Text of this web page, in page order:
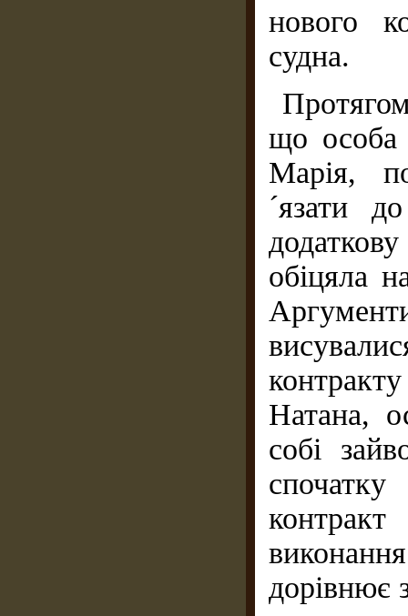
нового
судна.
що особа
Марія,
´язати
обіцяла
Натана,
собі
дорівнює